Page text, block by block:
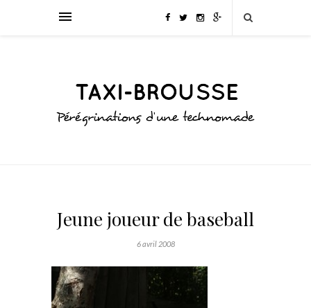
Jeune joueur de baseball
6 avril 2008